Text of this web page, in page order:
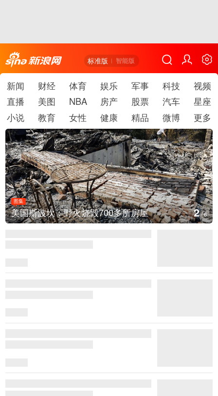
标准版 智能版
新闻 财经 体育 娱乐 军事 科技
视频
直播
美图 NBA 房产 股票 汽车
星座
小说
教育 女性 健康 精品 微博 更多
图集
美国斯波坎：野火烧毁700多所房屋 2/6